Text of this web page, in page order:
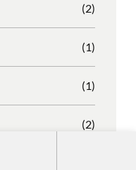
(2)
(1)
(1)
(2)